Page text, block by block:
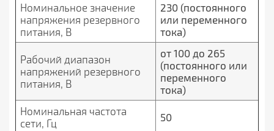
Номинальное значение
напряжения резервного
питания, В
230 (постоянного
или переменного
тока)
Рабочий диапазон
напряжений резервного
питания, В
от 100 до 265
(постоянного или
переменного
тока)
Номинальная частота
сети, Гц
50